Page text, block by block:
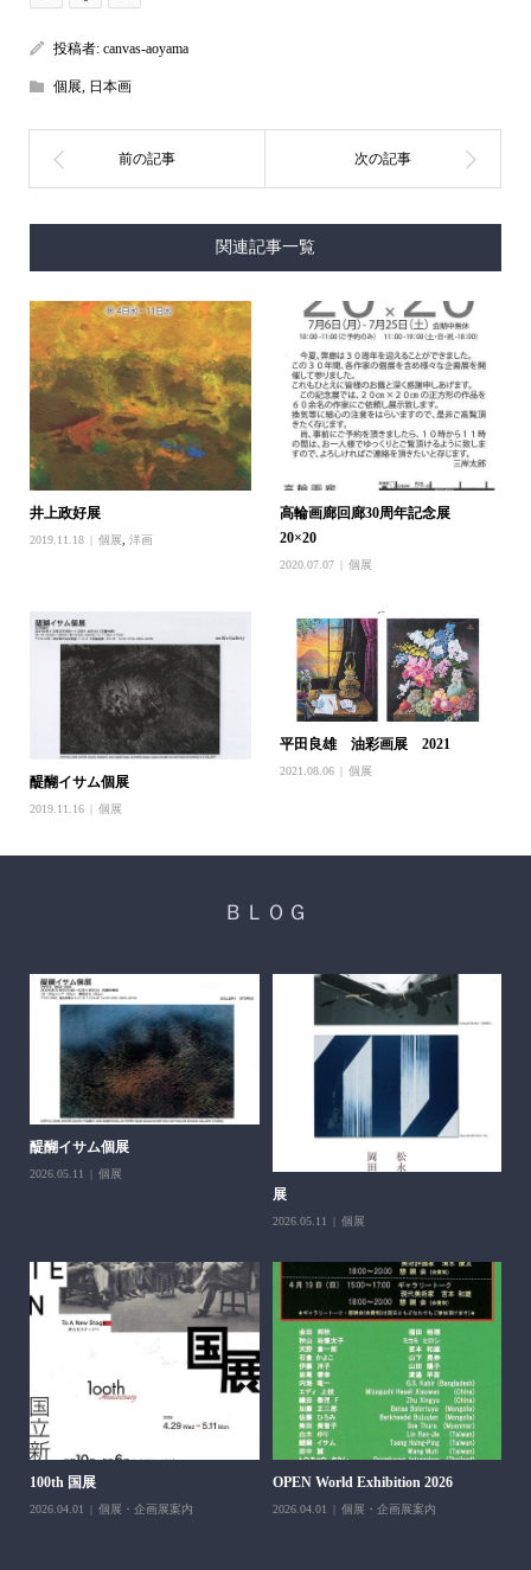
投稿者: canvas-aoyama
個展 日本画
関連記事一覧
井上政好展
2019.11.18 個展 洋画
高輪画廊回廊30周年記念展
20×20
2020.07.07 個展
醍醐イサム個展
2019.11.16 個展
平田良雄 油彩画展 2021
2021.08.06 個展
ＢＬＯＧ
醍醐イサム個展
2026.05.11 個展
展
2026.05.11 個展
100th 国展
2026.04.01 個展・企画展案内
OPEN World Exhibition 2026
2026.04.01 個展・企画展案内